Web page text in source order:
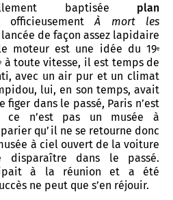
baptisée plan
officieusementÀ mort les
de façon assez lapidaire
moteur est une idée du 19e
à toute vitesse, il est temps de
avec un air pur et un climat
lui, en son temps, avait
figer dans le passé, Paris n’est
n’est pas un musée à
qu’il ne se retourne donc
à ciel ouvert de la voiture
dans le passé.
à la réunion et a été
ne peut que s’en réjouir.